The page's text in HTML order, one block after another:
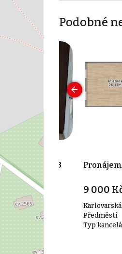
Podobné
m², Plzeň 3
m²
Pronájem
9 000
Předměstí
Typ